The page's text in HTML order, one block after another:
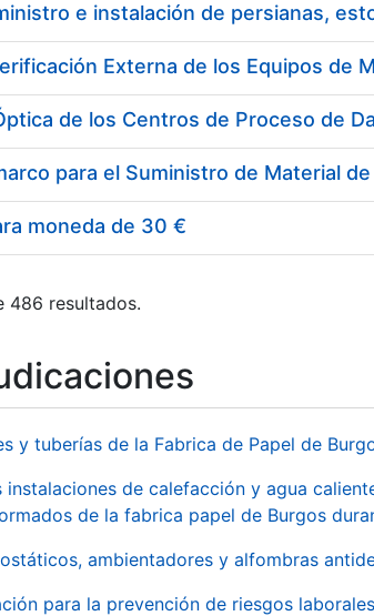
e instalación de persianas,
moneda de 30 €
486 resultados.
y tuberías de la Fabrica de Papel de
de calefacción y agua
de la fabrica papel de Burgos
ambientadores y alfombras
para la prevención de riesgos laborales